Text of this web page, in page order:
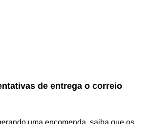
de entrega o correio
uma encomenda, saiba que os